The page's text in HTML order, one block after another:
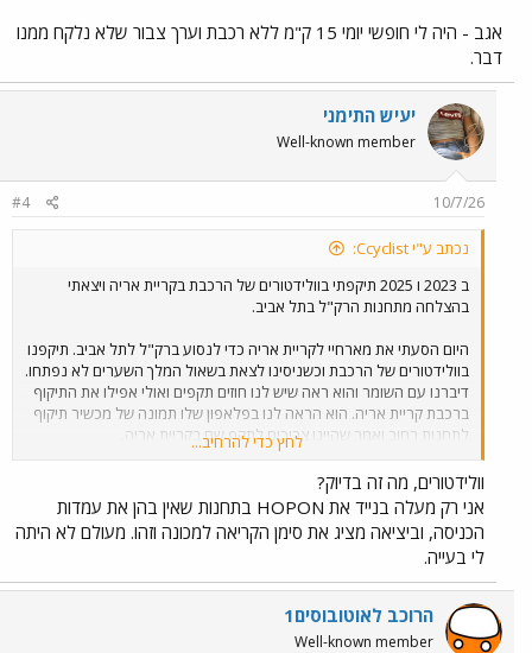
אגב - היה לי חופשי יומי 15 ק"מ ללא רכבת וערך צבור שלא נלקח ממנו
דבר.
יעיש התימני
Well-known member
10/7/26
#4
נכתב ע"י Ccyclist:
ב 2023 ו 2025 תיקפתי בוולידטורים של הרכבת בקריית אריה ויצאתי
בהצלחה מתחנות הרק"ל בתל אביב.
היום הסעתי את מארחיי לקריית אריה כדי לנסוע ברק"ל לתל אביב. תיקפנו
בוולידטורים של הרכבת וכשניסינו לצאת בשאול המלך השערים לא נפתחו.
דיברנו עם השומר והוא ראה שיש לנו חוזים תקפים ואולי אפילו את התיקוף
ברכבת קריית אריה. הוא הראה לנו בפלאפון שלו תמונה של מכשיר תיקוף
לתחנות רחוב ואמר שהיינו צריכים לתקף שם בקריית אריה.
כמי שנסע ברק"ל מהתחנה בעבר - חוויה מאד לא נעימה. כחווית נוסע -
מדובר באותה מערכת רב קו אז לא ברור לי למה תיקוף בוולידטורים של
הרכבת לא תקף. תיקוף ברציף לא הגיוני בתחנה שכבר עוברים שערים כדי
להכנס אליה. נכון שחלק מהשערים היו פתוחים, אבל תיקפתי והמסך איחל
לי נסיעה נעימה.
אגב - היה לי חופשי יומי 15 ק"מ ללא רכבת וערך צבור שלא נלקח ממנו
דבר.
לחץ כדי להרחיב...
וולידטורים, מה זה בדיוק?
אני רק מעלה בנייד את HOPON בתחנות שאין בהן את עמדות
הכניסה, וביציאה מציג את סימן הקריאה למכונה וזהו. מעולם לא היתה
לי בעייה.
הרוכב לאוטובוסים1
Well-known member